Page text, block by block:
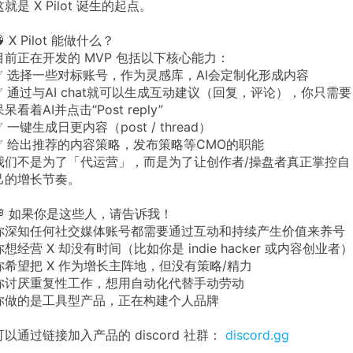
就是 X Pilot 诞生的起点。
X Pilot 能做什么？
前正在开发的 MVP 包括以下核心能力：
选择一些对标账号，作为灵感库，AI会定制化形成内容
通过与AI chat就可以生成互动建议（回复，评论），你只需要
呆看着AI并点击“Post reply”
一键生成日更内容（post / thread）
给出推荐的内容策略，发布策略等CMO的职能
们不是为了「代运营」，而是为了让创作者/操盘者真正掌控自
的增长节奏。
如果你是这些人，请告诉我！
深知任何社交媒体账号都需要通过互动和持续产生价值来养号
想经营 X 却没有时间（比如你是 indie hacker 或内容创业者）
希望把 X 作为增长主阵地，但没有策略/精力
讨厌重复性工作，想用自动化代替手动劳动
做的是工具型产品，正在构建个人品牌
以通过链接加入产品的 discord 社群： discord.gg